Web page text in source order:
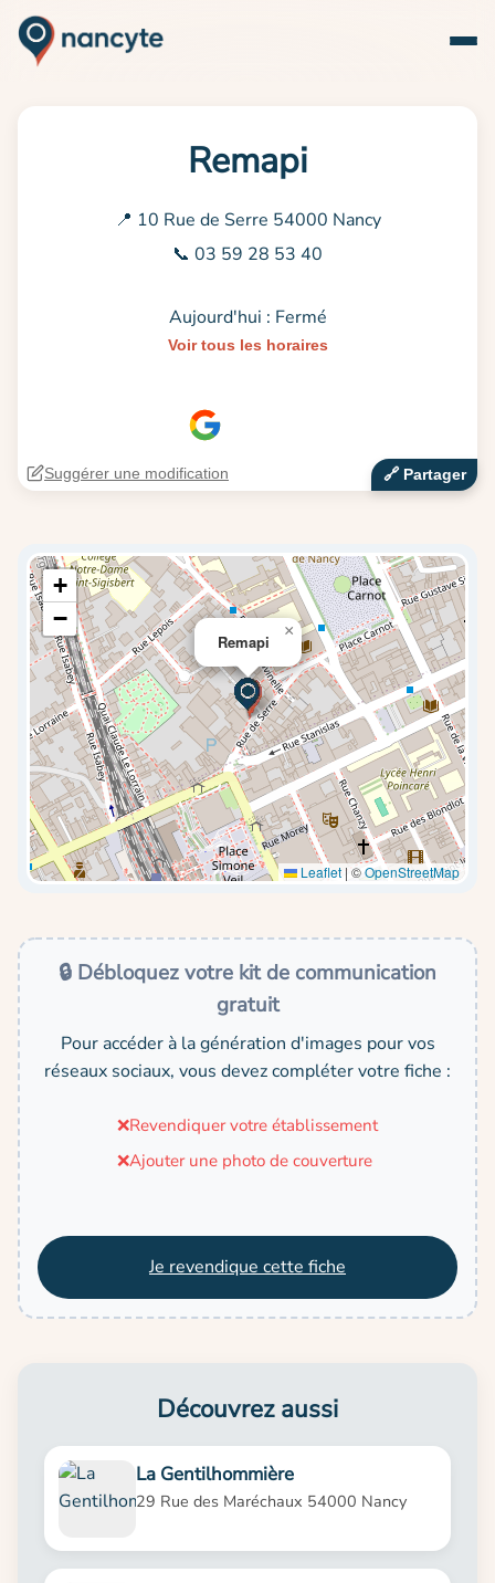
Remapi
📍 10 Rue de Serre 54000 Nancy
📞 03 59 28 53 40
Aujourd'hui : Fermé
Voir tous les horaires
🔗‍️ Partager
Suggérer une modification
Remapi
×
+
−
Leaflet |©OpenStreetMap
🔒 Débloquez votre kit de communication
gratuit
Pour accéder à la génération d'images pour vos
réseaux sociaux, vous devez compléter votre fiche :
❌Revendiquer votre établissement
❌Ajouter une photo de couverture
Je revendique cette fiche
Découvrez aussi
La Gentilhommière
29 Rue des Maréchaux 54000 Nancy